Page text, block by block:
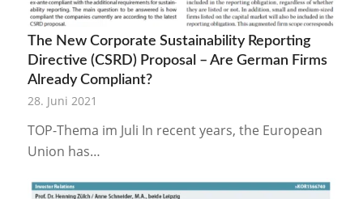
The New Corporate Sustainability Reporting
Directive (CSRD) Proposal – Are German Firms
Already Compliant?
28. Juni 2021
TOP-Thema im Juli In recent years, the European
Union has…